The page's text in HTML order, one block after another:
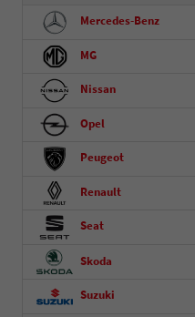
Mercedes-Benz
MG
Nissan
Opel
Peugeot
Renault
Seat
Skoda
Suzuki